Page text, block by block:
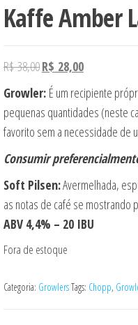
Kaffe Amber
R$38,00O preço original era: R$
R$ 28,00O preço atual
Growler: É um recipiente
pequenas quantidades (neste
favorito sem a necessidade de
Consumir
Soft Pilsen:Avermelhada,
as notas de café se mostrando
ABV 4,4% – 20 IBU
Fora de estoque
Categoria: GrowlersTags: Chopp,